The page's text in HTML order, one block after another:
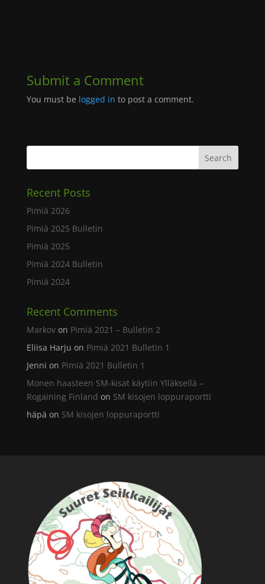
Submit a Comment
You must be logged in to post a comment.
Recent Posts
Pimiä 2026
Pimiä 2025 Bulletin
Pimiä 2025
Pimiä 2024 Bulletin
Pimiä 2024
Recent Comments
Markovon Pimiä 2021 – Bulletin 2
Eliisa Harju on Pimiä 2021 Bulletin 1
Jenni on Pimiä 2021 Bulletin 1
Monen haasteen SM-kisat käytiin Ylläksellä –
Rogaining Finland on SM kisojen loppuraportti
häpä on SM kisojen loppuraportti